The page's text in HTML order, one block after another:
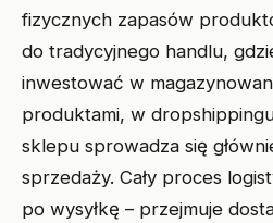
fizycznych zapasów
do tradycyjnego handlu,
inwestować w
produktami, w
sklepu sprowadza się
sprzedaży. Cały proces
po wysyłkę – przejmuje